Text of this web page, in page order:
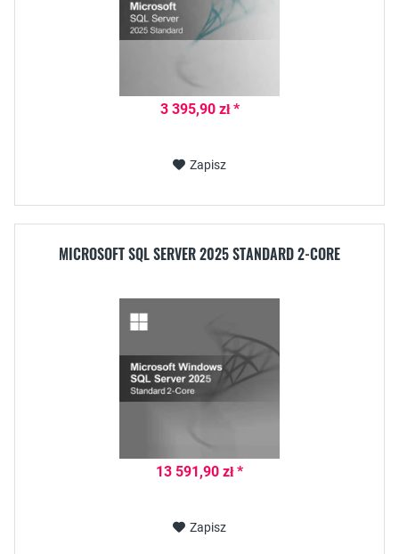
3 395,90 zł *
Zapisz
MICROSOFT SQL SERVER 2025 STANDARD 2-CORE
13 591,90 zł *
Zapisz